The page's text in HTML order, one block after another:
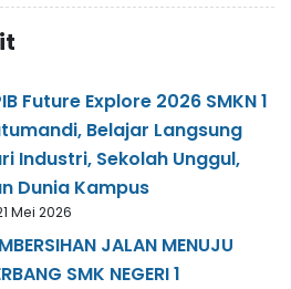
Future Explore 2026 SMKN 1
Belajar Langsung
Industri, Sekolah Unggul,
Dunia Kampus
Mei 2026
JALAN MENUJU
SMK NEGERI 1